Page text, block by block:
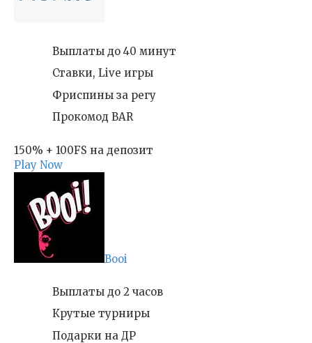
Выплаты до 40 минут
Ставки, Live игры
Фриспины за регу
Прокомод BAR
150% + 100FS на депозит
Play Now
Booi
Выплаты до 2 часов
Крутые турниры
Подарки на ДР